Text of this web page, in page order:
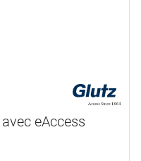
eAccess